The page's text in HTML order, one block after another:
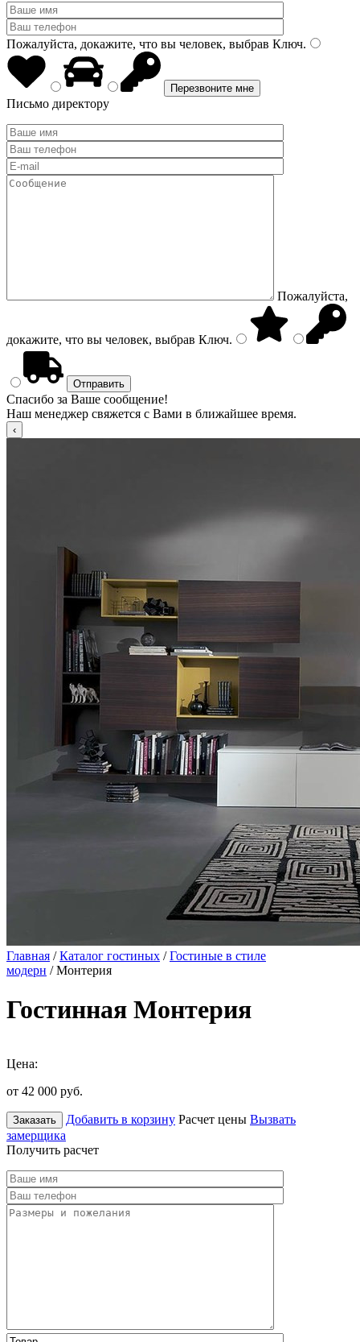
Пожалуйста, докажите, что вы человек, выбрав Ключ.
Письмо директору
Пожалуйста,
докажите, что вы человек, выбрав Ключ.
Спасибо за Ваше сообщение!
Наш менеджер свяжется с Вами в ближайшее время.
Главная /Каталог гостиных /Гостиные в стиле
модерн / Монтерия
Гостинная Монтерия
Цена:
от 42 000 руб.
Заказать Добавить в корзину Расчет цены Вызвать
замерщика
Получить расчет